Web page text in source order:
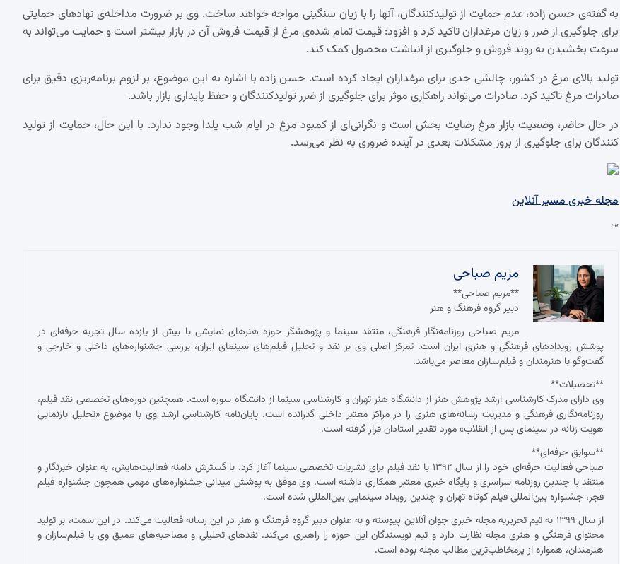
به گفته‌ی حسن زاده، عدم حمایت از تولیدکنندگان، آنها را با زیان سنگینی مواجه خواهد ساخت. وی بر ضرورت مداخله‌ی نهادهای حمایتی
برای جلوگیری از ضرر و زیان مرغداران تاکید کرد و افزود: قیمت تمام شده‌ی مرغ از قیمت فروش آن در بازار بیشتر است و حمایت می‌تواند به
سرعت بخشیدن به روند فروش و جلوگیری از انباشت محصول کمک کند.
تولید بالای مرغ در کشور، چالشی جدی برای مرغداران ایجاد کرده است. حسن زاده با اشاره به این موضوع، بر لزوم برنامه‌ریزی دقیق برای
صادرات مرغ تاکید کرد. صادرات می‌تواند راهکاری موثر برای جلوگیری از ضرر تولیدکنندگان و حفظ پایداری بازار باشد.
در حال حاضر، وضعیت بازار مرغ رضایت بخش است و نگرانی‌ای از کمبود مرغ در ایام شب یلدا وجود ندارد. با این حال، حمایت از تولید
کنندگان برای جلوگیری از بروز مشکلات بعدی در آینده ضروری به نظر می‌رسد.
مجله خبری مسیر آنلاین
“`
مریم صباحی
**مریم صباحی**
دبیر گروه فرهنگ و هنر
مریم صباحی روزنامه‌نگار فرهنگی، منتقد سینما و پژوهشگر حوزه هنرهای نمایشی با بیش از یازده سال تجربه حرفه‌ای در
پوشش رویدادهای فرهنگی و هنری ایران است. تمرکز اصلی وی بر نقد و تحلیل فیلم‌های سینمای ایران، بررسی جشنواره‌های داخلی و خارجی و
گفت‌وگو با هنرمندان و فیلم‌سازان معاصر می‌باشد.
**تحصیلات**
وی دارای مدرک کارشناسی ارشد پژوهش هنر از دانشگاه هنر تهران و کارشناسی سینما از دانشگاه سوره است. همچنین دوره‌های تخصصی نقد فیلم،
روزنامه‌نگاری فرهنگی و مدیریت رسانه‌های هنری را در مراکز معتبر داخلی گذرانده است. پایان‌نامه کارشناسی ارشد وی با موضوع «تحلیل بازنمایی
هویت زنانه در سینمای پس از انقلاب» مورد تقدیر استادان قرار گرفته است.
**سوابق حرفه‌ای**
صباحی فعالیت حرفه‌ای خود را از سال ۱۳۹۲ با نقد فیلم برای نشریات تخصصی سینما آغاز کرد. با گسترش دامنه فعالیت‌هایش، به عنوان خبرنگار و
منتقد با چندین روزنامه سراسری و پایگاه خبری معتبر همکاری داشته است. وی موفق به پوشش میدانی جشنواره‌های مهمی همچون جشنواره فیلم
فجر، جشنواره بین‌المللی فیلم کوتاه تهران و چندین رویداد سینمایی بین‌المللی شده است.
از سال ۱۳۹۹ به تیم تحریریه مجله خبری جوان آنلاین پیوسته و به عنوان دبیر گروه فرهنگ و هنر در این رسانه فعالیت می‌کند. در این سمت، بر تولید
محتوای فرهنگی و هنری مجله نظارت دارد و تیم نویسندگان این حوزه را راهبری می‌کند. نقدهای تحلیلی و مصاحبه‌های عمیق وی با فیلم‌سازان و
هنرمندان، همواره از پرمخاطب‌ترین مطالب مجله بوده است.